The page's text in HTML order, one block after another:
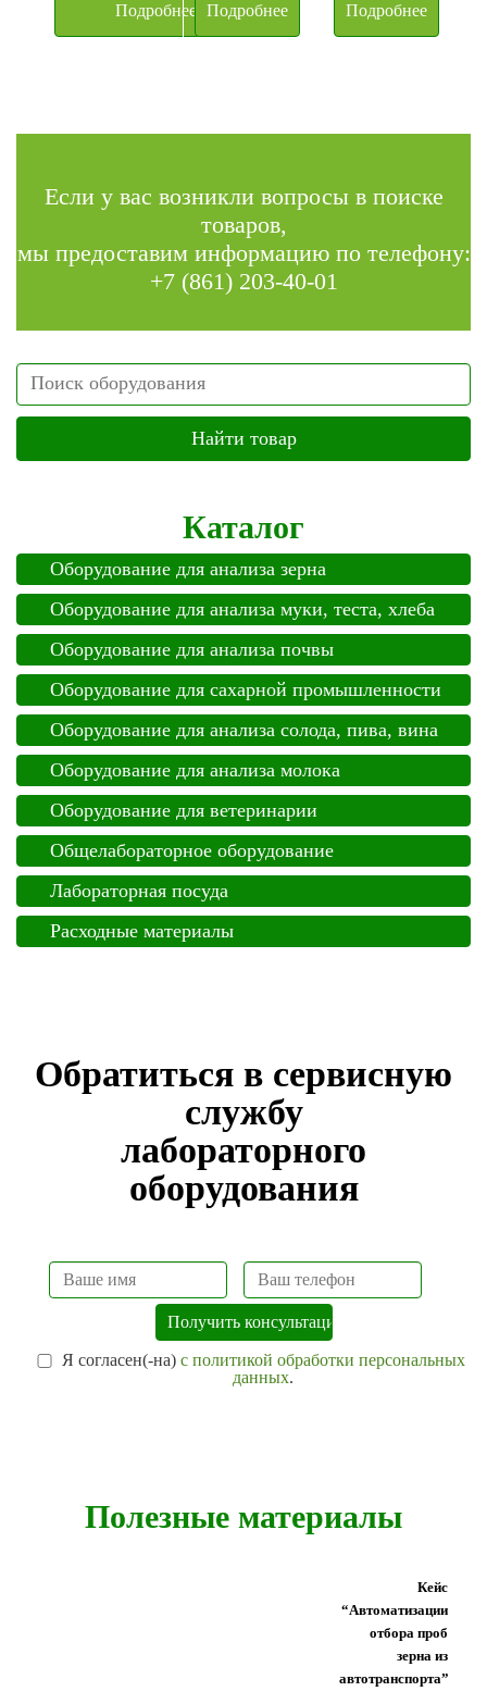
Подробнее Подробнее Подробнее
Если у вас возникли вопросы в поиске
товаров,
мы предоставим информацию по телефону:
+7 (861) 203-40-01
Search
Каталог
Оборудование для анализа зерна
Оборудование для анализа муки, теста, хлеба
Оборудование для анализа почвы
Оборудование для сахарной промышленности
Оборудование для анализа солода, пива, вина
Оборудование для анализа молока
Оборудование для ветеринарии
Общелабораторное оборудование
Лабораторная посуда
Расходные материалы
Обратиться в сервисную
службу
лабораторного
оборудования
Я согласен(-на) с политикой обработки персональных
данных.
Полезные материалы
Кейс
“Автоматизации
отбора проб
зерна из
автотранспорта”